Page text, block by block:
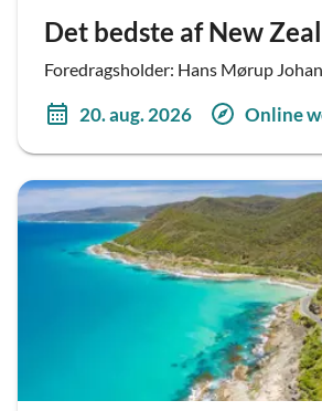
Det bedste af New
Foredragsholder: Hans Mørup
20. aug. 2026 Online